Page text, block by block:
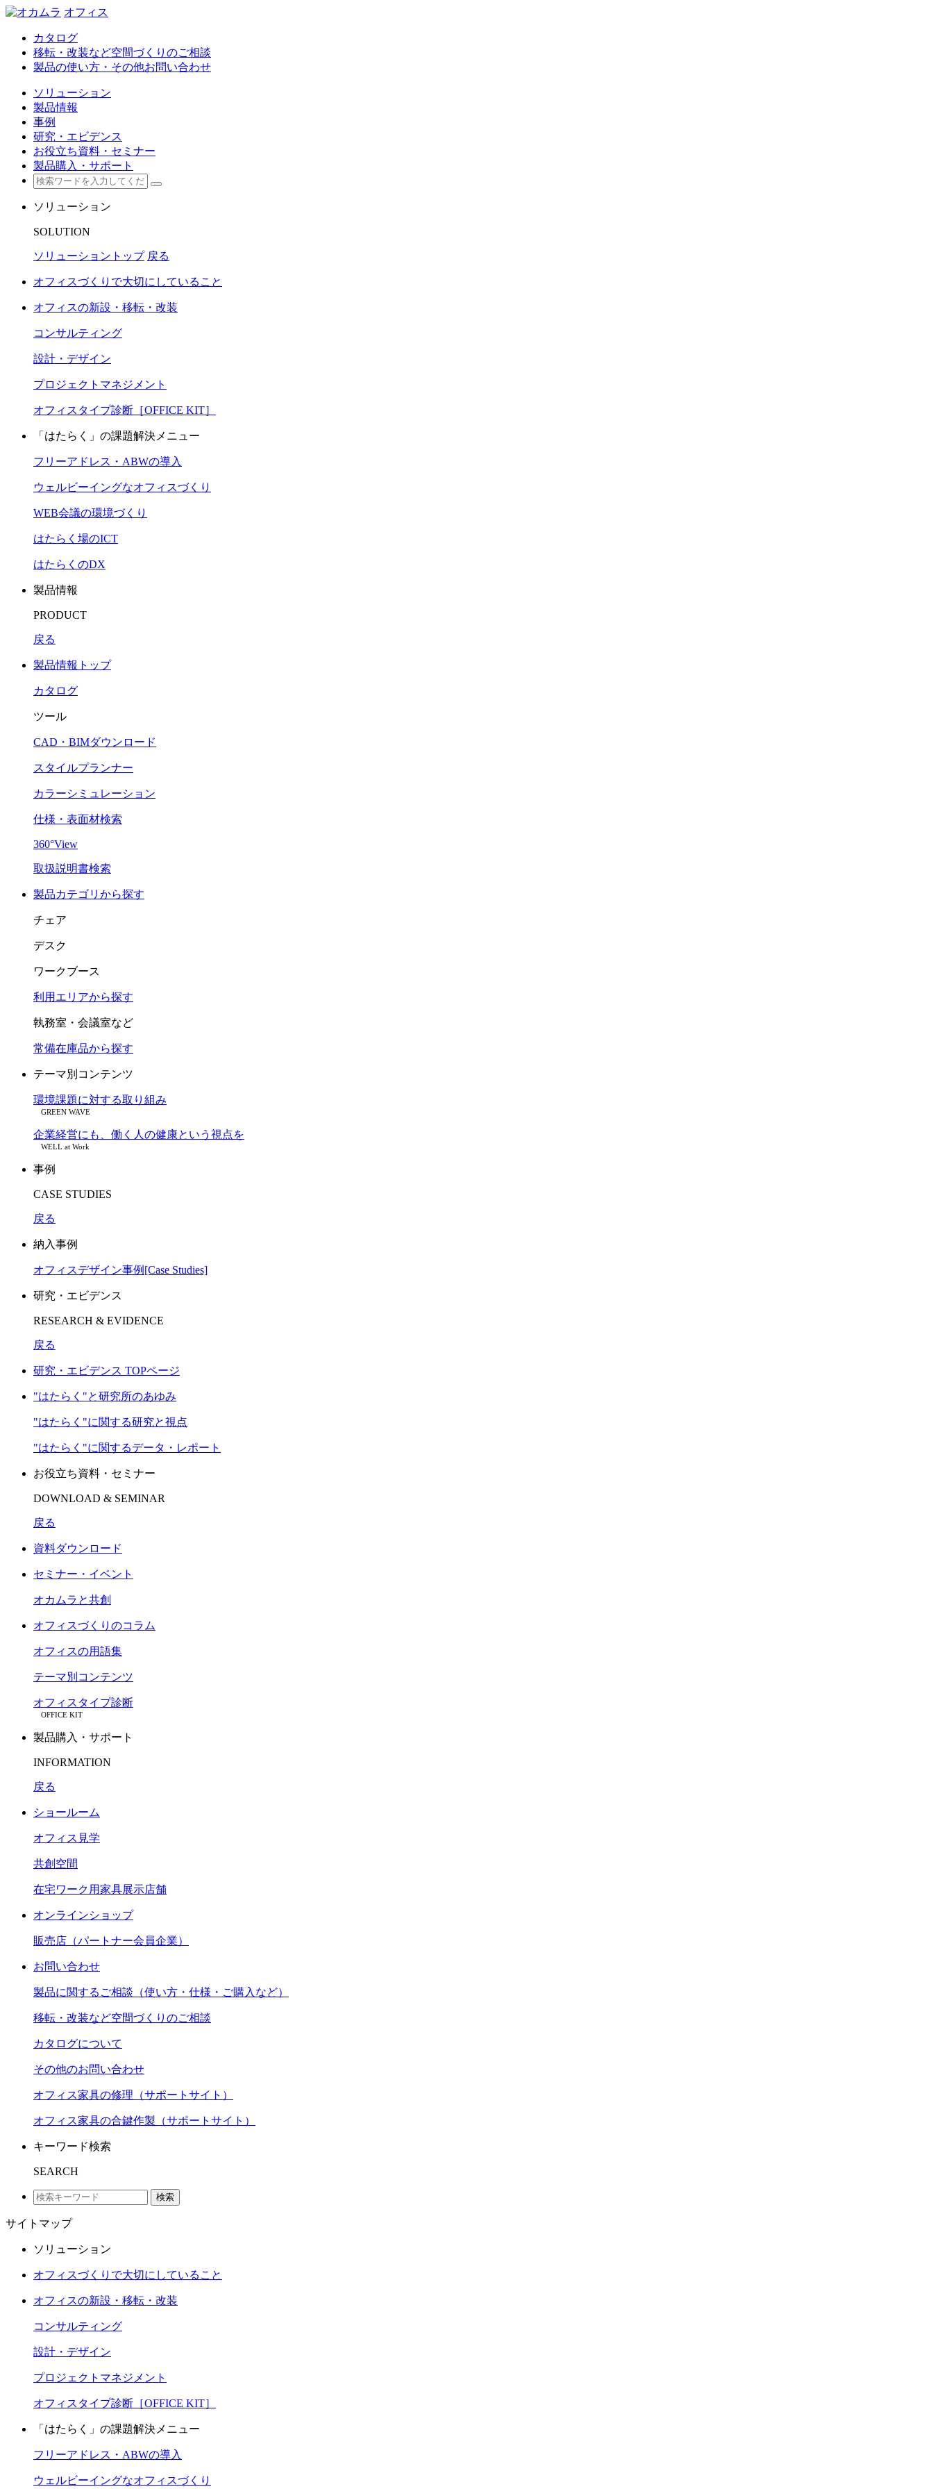
オフィス
カタログ
移転・改装など空間づくりのご相談
製品の使い方・その他お問い合わせ
ソリューション
製品情報
事例
研究・エビデンス
お役立ち資料・セミナー
製品購入・サポート
ソリューション
SOLUTION
ソリューショントップ 戻る
オフィスづくりで大切にしていること
オフィスの新設・移転・改装
コンサルティング
設計・デザイン
プロジェクトマネジメント
オフィスタイプ診断［OFFICE KIT］
「はたらく」の課題解決メニュー
フリーアドレス・ABWの導入
ウェルビーイングなオフィスづくり
WEB会議の環境づくり
はたらく場のICT
はたらくのDX
製品情報
PRODUCT
戻る
製品情報トップ
カタログ
ツール
CAD・BIMダウンロード
スタイルプランナー
カラーシミュレーション
仕様・表面材検索
360°View
取扱説明書検索
製品カテゴリから探す
チェア
デスク
ワークブース
利用エリアから探す
執務室・会議室など
常備在庫品から探す
テーマ別コンテンツ
環境課題に対する取り組み
GREEN WAVE
企業経営にも、働く人の健康という視点を
WELL at Work
事例
CASE STUDIES
戻る
納入事例
オフィスデザイン事例[Case Studies]
研究・エビデンス
RESEARCH & EVIDENCE
戻る
研究・エビデンス TOPページ
"はたらく"と研究所のあゆみ
"はたらく"に関する研究と視点
"はたらく"に関するデータ・レポート
お役立ち資料・セミナー
DOWNLOAD & SEMINAR
戻る
資料ダウンロード
セミナー・イベント
オカムラと共創
オフィスづくりのコラム
オフィスの用語集
テーマ別コンテンツ
オフィスタイプ診断
OFFICE KIT
製品購入・サポート
INFORMATION
戻る
ショールーム
オフィス見学
共創空間
在宅ワーク用家具展示店舗
オンラインショップ
販売店（パートナー会員企業）
お問い合わせ
製品に関するご相談（使い方・仕様・ご購入など）
移転・改装など空間づくりのご相談
カタログについて
その他のお問い合わせ
オフィス家具の修理（サポートサイト）
オフィス家具の合鍵作製（サポートサイト）
キーワード検索
SEARCH
検索
サイトマップ
ソリューション
オフィスづくりで大切にしていること
オフィスの新設・移転・改装
コンサルティング
設計・デザイン
プロジェクトマネジメント
オフィスタイプ診断［OFFICE KIT］
「はたらく」の課題解決メニュー
フリーアドレス・ABWの導入
ウェルビーイングなオフィスづくり